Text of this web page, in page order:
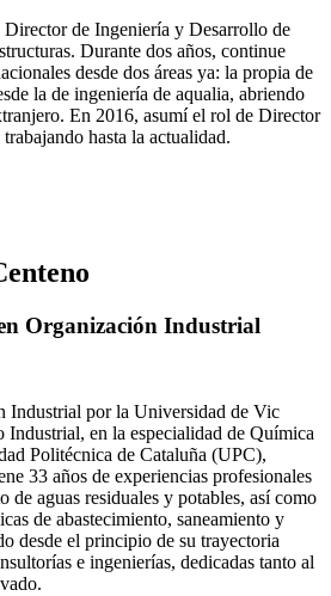
de Ingeniería y Desarrollo de
Durante dos años, continue
desde dos áreas ya: la propia de
la de ingeniería de aqualia, abriendo
En 2016, asumí el rol de Director
hasta la actualidad.
Organización Industrial
Industrial por la Universidad de Vic
en la especialidad de Química
Politécnica de Cataluña (UPC),
33 años de experiencias profesionales
de aguas residuales y potables, así como
de abastecimiento, saneamiento y
desde el principio de su trayectoria
e ingenierías, dedicadas tanto al